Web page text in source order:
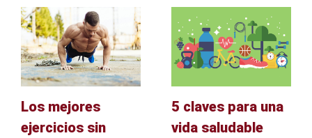
Los mejores
ejercicios sin
5 claves para una
vida saludable